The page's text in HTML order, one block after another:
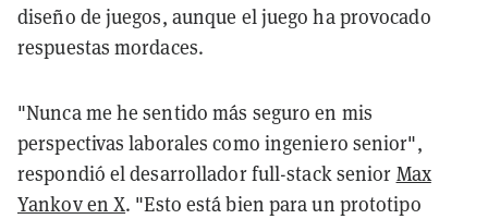
diseño de juegos, aunque el juego ha provocado
respuestas mordaces.
"Nunca me he sentido más seguro en mis
perspectivas laborales como ingeniero senior",
respondió el desarrollador full-stack senior Max
Yankov en X. "Esto está bien para un prototipo